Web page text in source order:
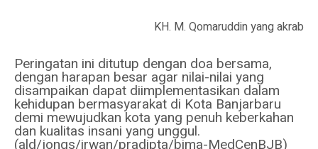
KH. M. Qomaruddin yang akrab
Peringatan ini ditutup dengan doa bersama,
dengan harapan besar agar nilai-nilai yang
disampaikan dapat diimplementasikan dalam
kehidupan bermasyarakat di Kota Banjarbaru
demi mewujudkan kota yang penuh keberkahan
dan kualitas insani yang unggul.
(ald/jongs/irwan/pradipta/bima-MedCenBJB)